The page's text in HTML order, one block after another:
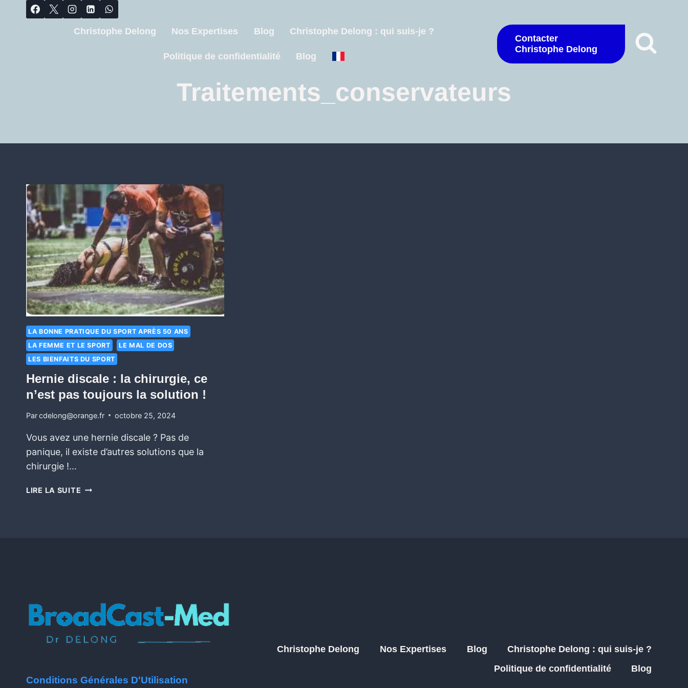
Christophe Delong Nos Expertises Blog Christophe Delong : qui suis-je ?
Politique de confidentialité Blog
Contacter
Christophe Delong
Traitements_conservateurs
LA BONNE PRATIQUE DU SPORT APRÈS 50 ANS
LA FEMME ET LE SPORT
LE MAL DE DOS
LES BIENFAITS DU SPORT
Hernie discale : la chirurgie, ce
n’est pas toujours la solution !
Parcdelong@orange.fr octobre 25, 2024
Vous avez une hernie discale ? Pas de
panique, il existe d’autres solutions que la
chirurgie !…
LIRE LA SUITE
Conditions Générales D'Utilisation
Christophe Delong Nos Expertises Blog
Christophe Delong : qui suis-je ?
Politique de confidentialité
Blog